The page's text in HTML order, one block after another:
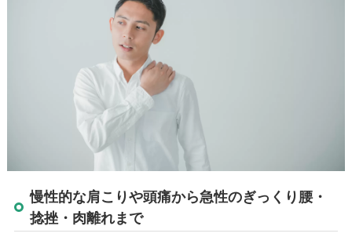
慢性的な肩こりや頭痛から急性のぎっくり腰・
捻挫・肉離れまで